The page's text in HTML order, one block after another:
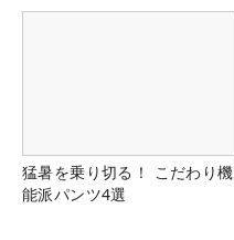
猛暑を乗り切る！ こだわり機
能派パンツ4選